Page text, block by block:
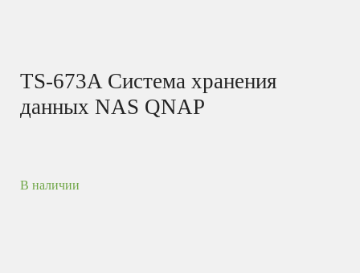
TS-673A Система хранения
данных NAS QNAP
В наличии